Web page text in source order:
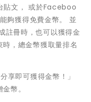
貼文， 或於Faceboo
夠獲得免費金幣。 並
註冊時，也可以獲得金
，總金幣獲取量排名
即可獲得金幣！」
幣。